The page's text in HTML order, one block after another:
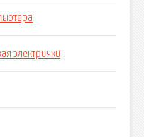
электрички